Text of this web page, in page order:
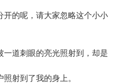
呢，请大家忽略这个小小
道刺眼的亮光照射到，却是
射到了我的身上。